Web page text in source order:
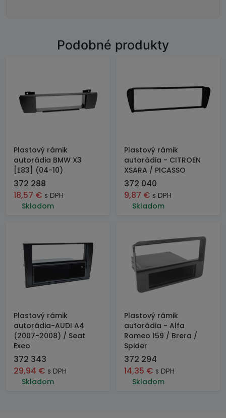
Podobné produkty
Plastový rámik
autorádia BMW X3
[E83] (04-10)
372 288
18,57 € s DPH
Skladom
Plastový rámik
autorádia - CITROEN
XSARA / PICASSO
372 040
9,87 € s DPH
Skladom
Plastový rámik
autorádia-AUDI A4
(2007-2008) / Seat
Exeo
372 343
29,94 € s DPH
Skladom
Plastový rámik
autorádia - Alfa
Romeo 159 / Brera /
Spider
372 294
14,35 € s DPH
Skladom